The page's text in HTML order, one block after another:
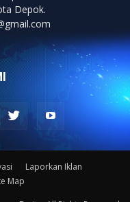
Depok.
Laporkan Iklan
Map